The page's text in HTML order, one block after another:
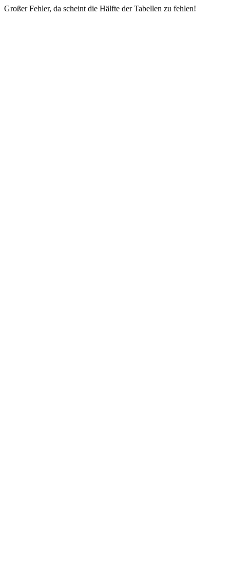
Großer Fehler, da scheint die Hälfte der Tabellen zu fehlen!